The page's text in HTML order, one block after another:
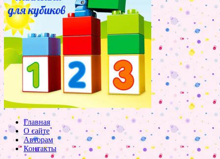
Главная
О сайте
Авторам
Контакты